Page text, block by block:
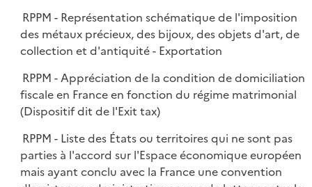
RPPM - Représentation schématique de l'imposition
des métaux précieux, des bijoux, des objets d'art, de
collection et d'antiquité - Exportation
RPPM - Appréciation de la condition de domiciliation
fiscale en France en fonction du régime matrimonial
(Dispositif dit de l'Exit tax)
RPPM - Liste des États ou territoires qui ne sont pas
parties à l'accord sur l'Espace économique européen
mais ayant conclu avec la France une convention